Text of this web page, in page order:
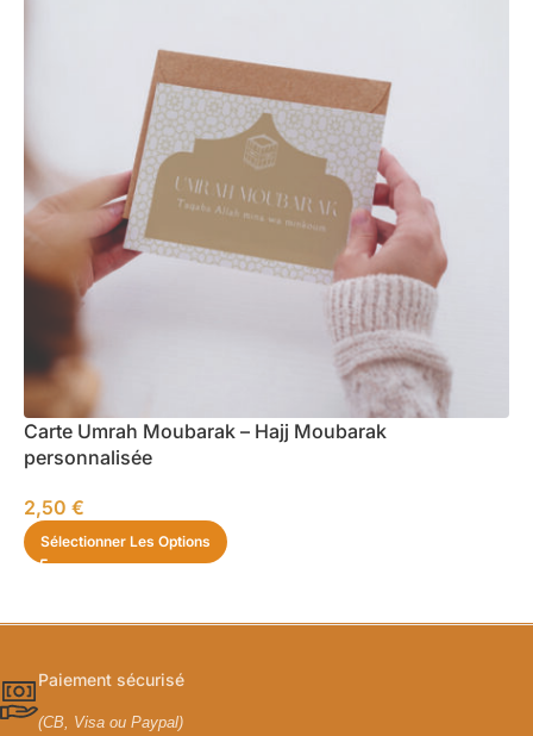
Carte Umrah Moubarak – Hajj Moubarak
personnalisée
2,50 €
Sélectionner Les Options
Paiement sécurisé
(CB, Visa ou Paypal)